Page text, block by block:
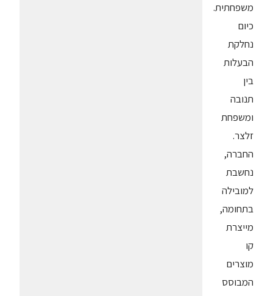
משפחתית.
כיום
נחלקת
הבעלות
בין
תנובה
ומשפחת
זלצר.
החברה,
נחשבת
למובילה
בתחומה,
מייצרת
קו
מוצרים
המבוסס